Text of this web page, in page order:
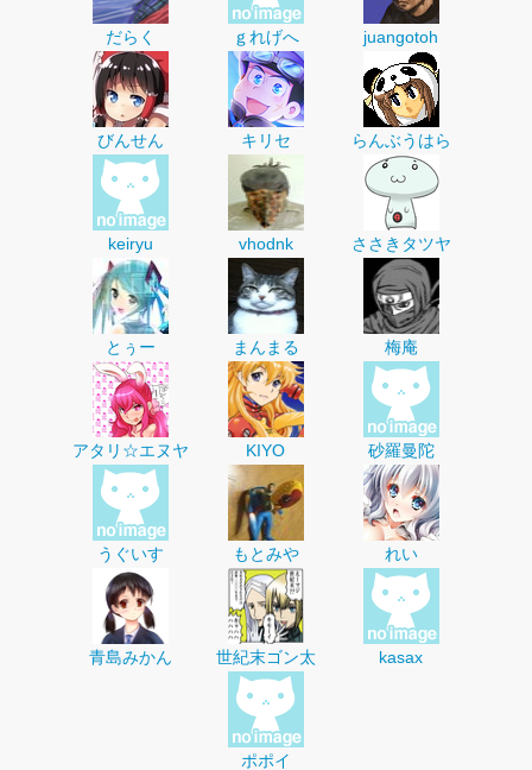
だらく ｇれげへ juangotoh
びんせん キリセ らんぶうはら
keiryu vhodnk ささきタツヤ
とぅー まんまる 梅庵
アタリ☆エヌヤ KIYO 砂羅曼陀
うぐいす もとみや れい
青島みかん 世紀末ゴン太 kasax
ポポイ